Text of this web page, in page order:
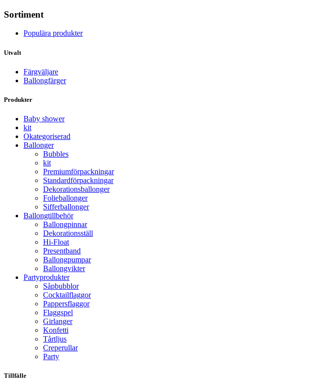
Sortiment
Populära produkter
Utvalt
Färgväljare
Ballongfärger
Produkter
Baby shower
kit
Okategoriserad
Ballonger
Bubbles
kit
Premium­förpackningar
Standard­­förpackningar
Dekorations­ballonger
Folie­­­ballonger
Siffer­­ballonger
Ballong­tillbehör
Ballongpinnar
Dekorationsställ
Hi-Float
Presentband
Ballongpumpar
Ballong­vikter
Party­­produkter
Såpbubblor
Cocktail­flaggor
Pappers­flaggor
Flaggspel
Girlanger
Konfetti
Tårtljus
Creperullar
Party
Tillfälle